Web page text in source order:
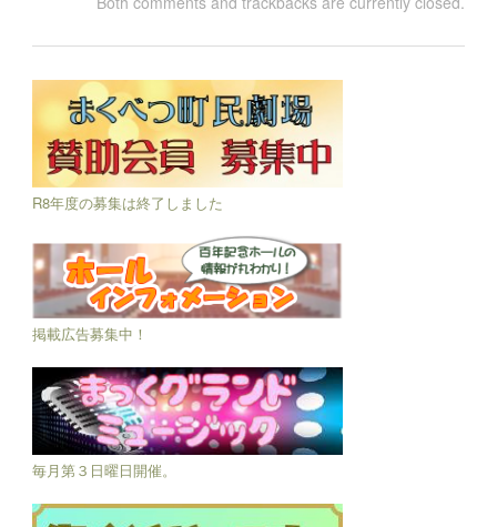
R8年度の募集は終了しました
掲載広告募集中！
毎月第３日曜日開催。